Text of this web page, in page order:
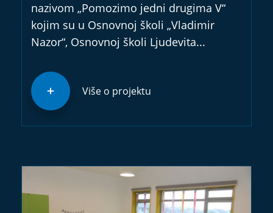
nazivom „Pomozimo jedni drugima V“
kojim su u Osnovnoj školi „Vladimir
Nazor“, Osnovnoj školi Ljudevita...
Više o projektu